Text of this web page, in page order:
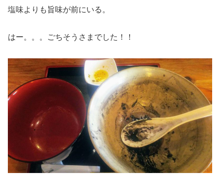
塩味よりも旨味が前にいる。
はー。。。ごちそうさまでした！！